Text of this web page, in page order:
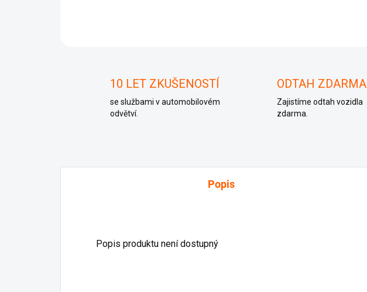
10 LET ZKUŠENOSTÍ
se službami v automobilovém
odvětví.
ODTAH ZDARMA
Zajistíme odtah vozidla
zdarma.
Popis
Popis produktu není dostupný